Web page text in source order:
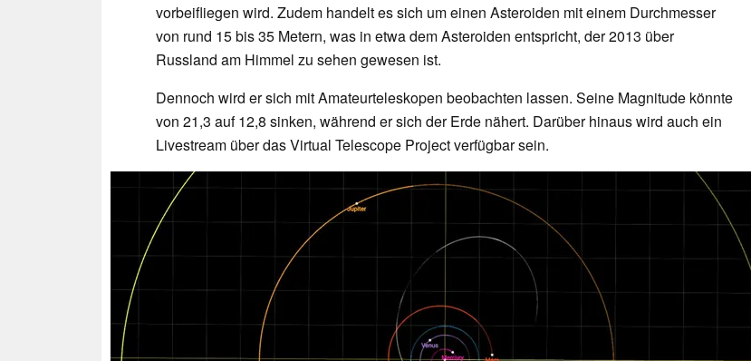
vorbeifliegen wird. Zudem handelt es sich um einen Asteroiden mit einem Durchmesser
von rund 15 bis 35 Metern, was in etwa dem Asteroiden entspricht, der 2013 über
Russland am Himmel zu sehen gewesen ist.
Dennoch wird er sich mit Amateurteleskopen beobachten lassen. Seine Magnitude könnte
von 21,3 auf 12,8 sinken, während er sich der Erde nähert. Darüber hinaus wird auch ein
Livestream über das Virtual Telescope Project verfügbar sein.